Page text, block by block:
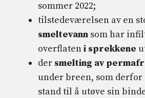
sommer 2022;
tilstedeværelsen av en
smeltevann som har
overflateni sprekkene
der smelting av
under breen, som
stand til å utøve sin